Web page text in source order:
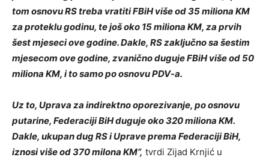
tom osnovu RS treba vratiti FBiH više od 35 miliona KM
za proteklu godinu, te još oko 15 miliona KM, za prvih
šest mjeseci ove godine. Dakle, RS zaključno sa šestim
mjesecom ove godine, zvanično duguje FBiH više od 50
miliona KM, i to samo po osnovu PDV-a.
Uz to, Uprava za indirektno oporezivanje, po osnovu
putarine, Federaciji BiH duguje oko 320 miliona KM.
Dakle, ukupan dug RS i Uprave prema Federaciji BiH,
iznosi više od 370 milona KM”, tvrdi Zijad Krnjić u